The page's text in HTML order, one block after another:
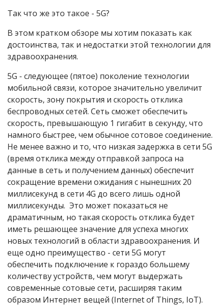
Так что же это такое - 5G?
В этом кратком обзоре мы хотим показать как
достоинства, так и недостатки этой технологии для
здравоохранения.
5G - следующее (пятое) поколение технологии
мобильной связи, которое значительно увеличит
скорость, зону покрытия и скорость отклика
беспроводных сетей. Сеть сможет обеспечить
скорость, превышающую 1 гигабит в секунду, что
намного быстрее, чем обычное сотовое соединение.
Не менее важно и то, что низкая задержка в сети 5G
(время отклика между отправкой запроса на
данные в сеть и получением данных) обеспечит
сокращение времени ожидания с нынешних 20
миллисекунд в сети 4G до всего лишь одной
миллисекунды. Это может показаться не
драматичным, но такая скорость отклика будет
иметь решающее значение для успеха многих
новых технологий в области здравоохранения. И
еще одно преимущество - сети 5G могут
обеспечить подключение к гораздо большему
количеству устройств, чем могут выдержать
современные сотовые сети, расширяя таким
образом Интернет вещей (Internet of Things, IoT).